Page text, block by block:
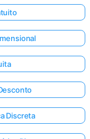
Discreta